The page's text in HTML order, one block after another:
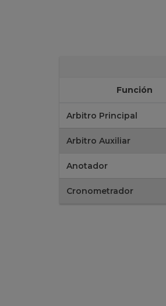
Función
Arbitro Principal
Arbitro Auxiliar
Anotador
Cronometrador